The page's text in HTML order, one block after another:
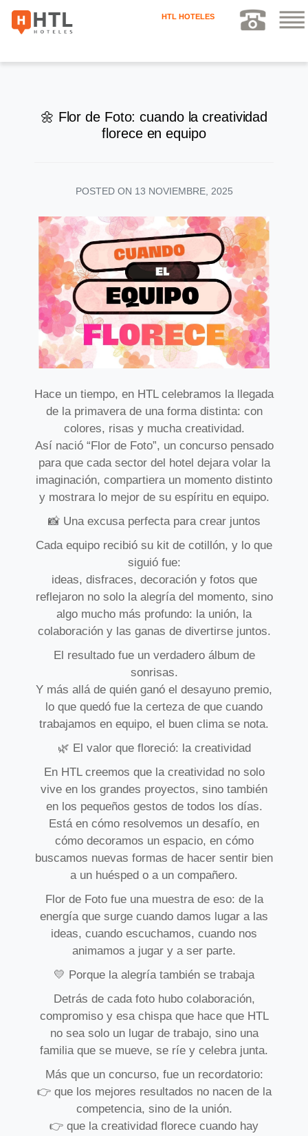
HTL HOTELES
🌼 Flor de Foto: cuando la creatividad
florece en equipo
POSTED ON 13 NOVIEMBRE, 2025
Hace un tiempo, en HTL celebramos la llegada
de la primavera de una forma distinta: con
colores, risas y mucha creatividad.
Así nació “Flor de Foto”, un concurso pensado
para que cada sector del hotel dejara volar la
imaginación, compartiera un momento distinto
y mostrara lo mejor de su espíritu en equipo.
📸 Una excusa perfecta para crear juntos
Cada equipo recibió su kit de cotillón, y lo que
siguió fue:
ideas, disfraces, decoración y fotos que
reflejaron no solo la alegría del momento, sino
algo mucho más profundo: la unión, la
colaboración y las ganas de divertirse juntos.
El resultado fue un verdadero álbum de
sonrisas.
Y más allá de quién ganó el desayuno premio,
lo que quedó fue la certeza de que cuando
trabajamos en equipo, el buen clima se nota.
🌿 El valor que floreció: la creatividad
En HTL creemos que la creatividad no solo
vive en los grandes proyectos, sino también
en los pequeños gestos de todos los días.
Está en cómo resolvemos un desafío, en
cómo decoramos un espacio, en cómo
buscamos nuevas formas de hacer sentir bien
a un huésped o a un compañero.
Flor de Foto fue una muestra de eso: de la
energía que surge cuando damos lugar a las
ideas, cuando escuchamos, cuando nos
animamos a jugar y a ser parte.
💛 Porque la alegría también se trabaja
Detrás de cada foto hubo colaboración,
compromiso y esa chispa que hace que HTL
no sea solo un lugar de trabajo, sino una
familia que se mueve, se ríe y celebra junta.
Más que un concurso, fue un recordatorio:
👉 que los mejores resultados no nacen de la
competencia, sino de la unión.
👉 que la creatividad florece cuando hay